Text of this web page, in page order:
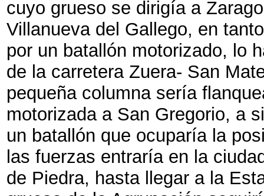
cuyo grueso se dirigía a
Villanueva del Gallego, en
por un batallón motorizado, lo
de la carretera Zuera- San
pequeña columna sería
motorizada a San Gregorio, a
un batallón que ocuparía la
las fuerzas entraría en la
de Piedra, hasta llegar a la